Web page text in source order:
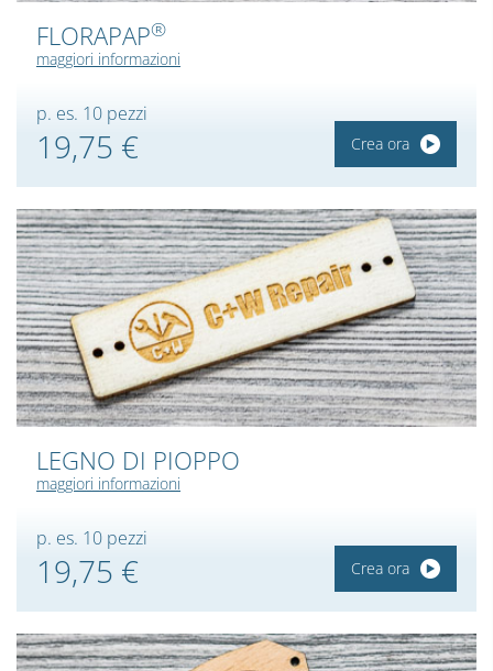
FLORAPAP®
maggiori informazioni
p. es. 10 pezzi
19,75 € Crea ora
LEGNO DI PIOPPO
maggiori informazioni
p. es. 10 pezzi
19,75 € Crea ora